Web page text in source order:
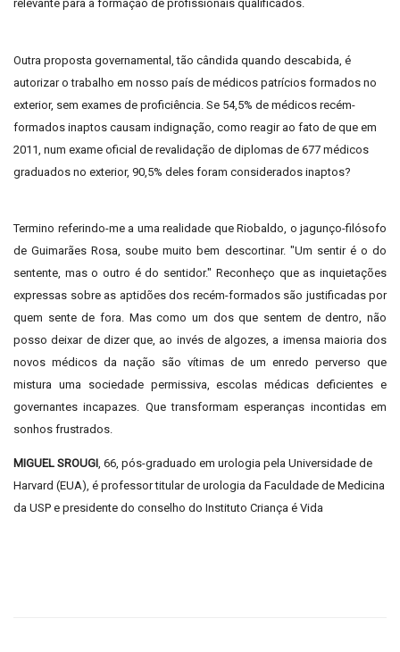
relevante para a formação de profissionais qualificados.
Outra proposta governamental, tão cândida quando descabida, é
autorizar o trabalho em nosso país de médicos patrícios formados no
exterior, sem exames de proficiência. Se 54,5% de médicos recém-
formados inaptos causam indignação, como reagir ao fato de que em
2011, num exame oficial de revalidação de diplomas de 677 médicos
graduados no exterior, 90,5% deles foram considerados inaptos?
Termino referindo-me a uma realidade que Riobaldo, o jagunço-filósofo
de Guimarães Rosa, soube muito bem descortinar. "Um sentir é o do
sentente, mas o outro é do sentidor." Reconheço que as inquietações
expressas sobre as aptidões dos recém-formados são justificadas por
quem sente de fora. Mas como um dos que sentem de dentro, não
posso deixar de dizer que, ao invés de algozes, a imensa maioria dos
novos médicos da nação são vítimas de um enredo perverso que
mistura uma sociedade permissiva, escolas médicas deficientes e
governantes incapazes. Que transformam esperanças incontidas em
sonhos frustrados.
MIGUEL SROUGI, 66, pós-graduado em urologia pela Universidade de
Harvard (EUA), é professor titular de urologia da Faculdade de Medicina
da USP e presidente do conselho do Instituto Criança é Vida